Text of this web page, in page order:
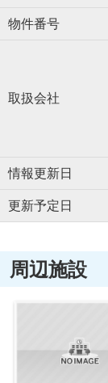
物件番号
取扱会社
情報更新日
更新予定日
周辺施設